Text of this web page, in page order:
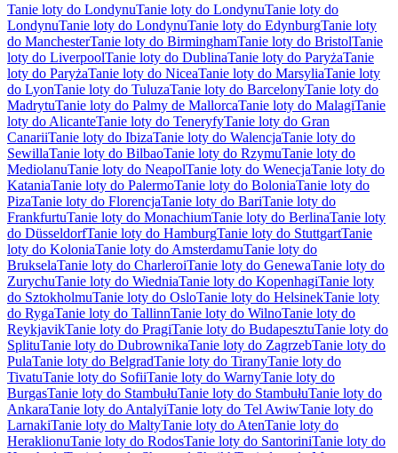
Tanie loty do LondynuTanie loty do LondynuTanie loty do
LondynuTanie loty do LondynuTanie loty do EdynburgTanie loty
do ManchesterTanie loty do BirminghamTanie loty do BristolTanie
loty do LiverpoolTanie loty do DublinaTanie loty do ParyżaTanie
loty do ParyżaTanie loty do NiceaTanie loty do MarsyliaTanie loty
do LyonTanie loty do TuluzaTanie loty do BarcelonyTanie loty do
MadrytuTanie loty do Palmy de MallorcaTanie loty do MalagiTanie
loty do AlicanteTanie loty do TeneryfyTanie loty do Gran
CanariiTanie loty do IbizaTanie loty do WalencjaTanie loty do
SewillaTanie loty do BilbaoTanie loty do RzymuTanie loty do
MediolanuTanie loty do NeapolTanie loty do WenecjaTanie loty do
KataniaTanie loty do PalermoTanie loty do BoloniaTanie loty do
PizaTanie loty do FlorencjaTanie loty do BariTanie loty do
FrankfurtuTanie loty do MonachiumTanie loty do BerlinaTanie loty
do DüsseldorfTanie loty do HamburgTanie loty do StuttgartTanie
loty do KoloniaTanie loty do AmsterdamuTanie loty do
BrukselaTanie loty do CharleroiTanie loty do GenewaTanie loty do
ZurychuTanie loty do WiedniaTanie loty do KopenhagiTanie loty
do SztokholmuTanie loty do OsloTanie loty do HelsinekTanie loty
do RygaTanie loty do TallinnTanie loty do WilnoTanie loty do
ReykjavikTanie loty do PragiTanie loty do BudapesztuTanie loty do
SplituTanie loty do DubrownikaTanie loty do ZagrzebTanie loty do
PulaTanie loty do BelgradTanie loty do TiranyTanie loty do
TivatuTanie loty do SofiiTanie loty do WarnyTanie loty do
BurgasTanie loty do StambułuTanie loty do StambułuTanie loty do
AnkaraTanie loty do AntalyiTanie loty do Tel AwiwTanie loty do
LarnakiTanie loty do MaltyTanie loty do AtenTanie loty do
HeraklionuTanie loty do RodosTanie loty do SantoriniTanie loty do